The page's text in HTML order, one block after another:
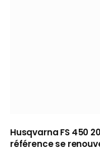
Husqvarna FS 450
référence se